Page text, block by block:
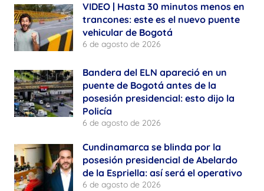
VIDEO | Hasta 30 minutos menos en
trancones: este es el nuevo puente
vehicular de Bogotá
6 de agosto de 2026
Bandera del ELN apareció en un
puente de Bogotá antes de la
posesión presidencial: esto dijo la
Policía
6 de agosto de 2026
Cundinamarca se blinda por la
posesión presidencial de Abelardo
de la Espriella: así será el operativo
6 de agosto de 2026